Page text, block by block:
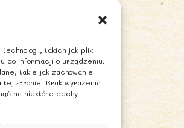
takich jak pliki
do informacji o urządzeniu.
takie jak zachowanie
tej stronie. Brak wyrażenia
na niektóre cechy i